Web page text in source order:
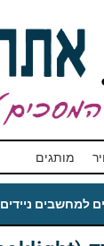
מותגים
למחשבים ניידים